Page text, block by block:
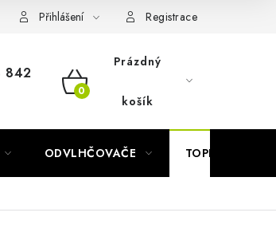
& Söhnen Reklamační řád
Přihlášení Registrace
842
NÁKUPNÍ
Prázdný
košík
ODVLHČOVAČE TOPIDLA